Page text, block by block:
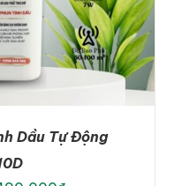
Dầu Tự Động